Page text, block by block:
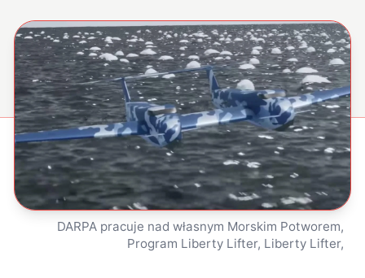
DARPA pracuje nad własnym Morskim Potworem,
Program Liberty Lifter, Liberty Lifter,